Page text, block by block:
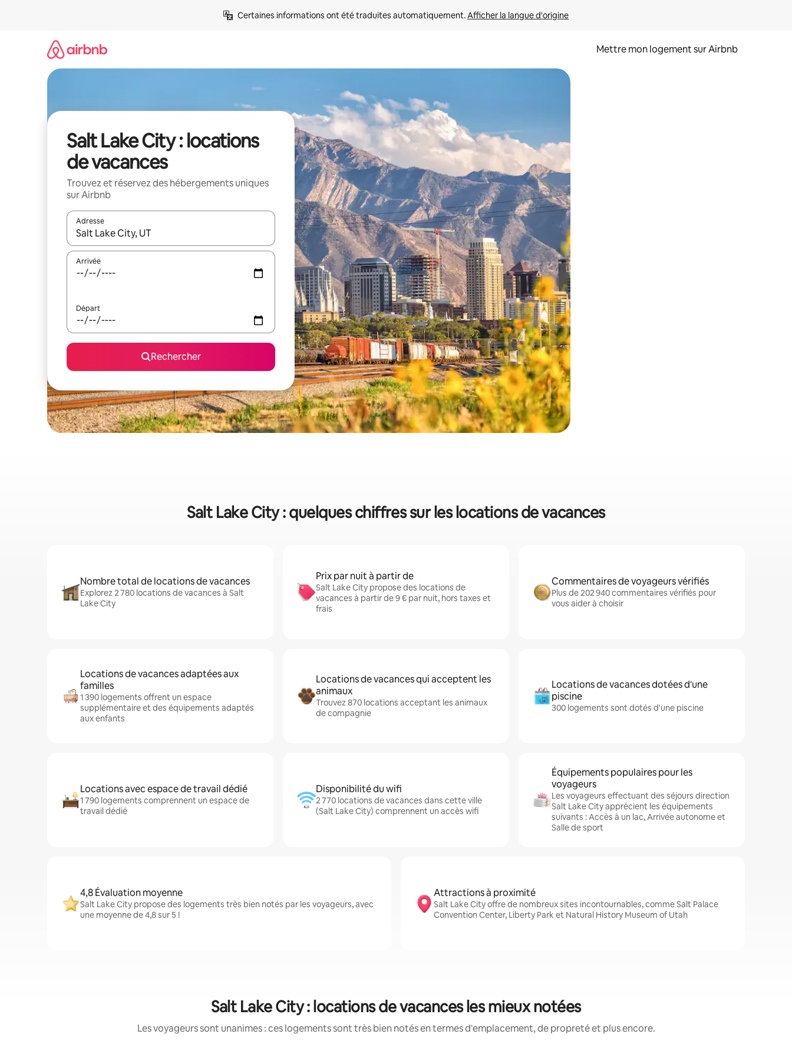
Certaines informations ont été traduites automatiquement. Afficher la langue d'origine
Mettre mon logement sur Airbnb
Salt Lake City : locations
de vacances
Trouvez et réservez des hébergements uniques
sur Airbnb
Adresse
Lorsque les résultats s'affichent, utilisez les flèches vers le haut et vers le bas pour les parcourir ou en appuyant et en faisant glisser.
Arrivée
Départ
Rechercher
Salt Lake City : quelques chiffres sur les locations de vacances
Nombre total de locations de vacances
Explorez 2 780 locations de vacances à Salt
Lake City
Prix par nuit à partir de
Salt Lake City propose des locations de
vacances à partir de 9 € par nuit, hors taxes et
frais
Commentaires de voyageurs vérifiés
Plus de 202 940 commentaires vérifiés pour
vous aider à choisir
Locations de vacances adaptées aux
familles
1 390 logements offrent un espace
supplémentaire et des équipements adaptés
aux enfants
Locations de vacances qui acceptent les
animaux
Trouvez 870 locations acceptant les animaux
de compagnie
Locations de vacances dotées d'une
piscine
300 logements sont dotés d'une piscine
Locations avec espace de travail dédié
1 790 logements comprennent un espace de
travail dédié
Disponibilité du wifi
2 770 locations de vacances dans cette ville
(Salt Lake City) comprennent un accès wifi
Équipements populaires pour les
voyageurs
Les voyageurs effectuant des séjours direction
Salt Lake City apprécient les équipements
suivants : Accès à un lac, Arrivée autonome et
Salle de sport
4,8 Évaluation moyenne
Salt Lake City propose des logements très bien notés par les voyageurs, avec
une moyenne de 4,8 sur 5 !
Attractions à proximité
Salt Lake City offre de nombreux sites incontournables, comme Salt Palace
Convention Center, Liberty Park et Natural History Museum of Utah
Salt Lake City : locations de vacances les mieux notées
Les voyageurs sont unanimes : ces logements sont très bien notés en termes d'emplacement, de propreté et plus encore.